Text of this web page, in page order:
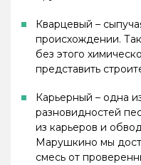
Кварцевый –
происхождении.
без этого
представить
Карьерный – одна
разновидностей
из карьеров и
Марушкино мы
смесь от